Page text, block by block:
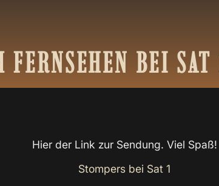
FERNSEHEN BEI SAT
Hier der Link zur Sendung. Viel Spaß!
Stompers bei Sat 1